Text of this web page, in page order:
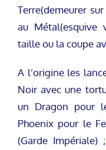
Terre(demeurer
au Métal(esquive
taille ou la coupe
A l’origine les
Noir avec une
un Dragon pour
Phoenix pour le
(Garde